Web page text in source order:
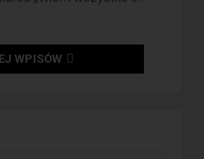
WPISÓW